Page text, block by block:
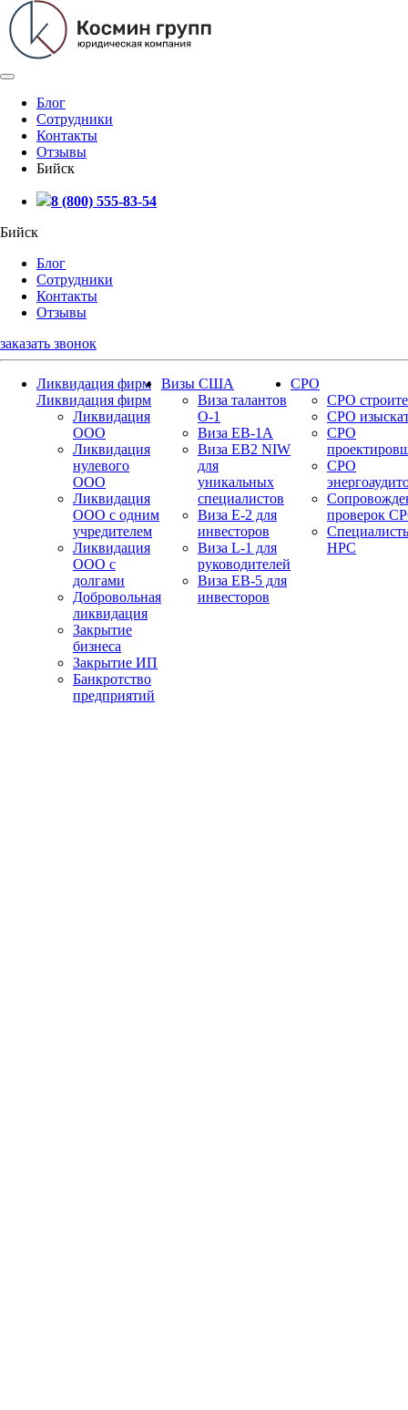
Блог
Сотрудники
Контакты
Отзывы
Бийск
8 (800) 555-83-54
Бийск
Блог
Сотрудники
Контакты
Отзывы
заказать звонок
Ликвидация фирм
Ликвидация фирм
Ликвидация
ООО
Ликвидация
нулевого
ООО
Ликвидация
ООО с одним
учредителем
Ликвидация
ООО с
долгами
Добровольная
ликвидация
Закрытие
бизнеса
Закрытие ИП
Банкротство
предприятий
Визы США
Виза талантов
О-1
Виза EB-1A
Виза EB2 NIW
для
уникальных
специалистов
Виза E-2 для
инвесторов
Виза L-1 для
руководителей
Виза EB-5 для
инвесторов
СРО
СРО
СРО
СРО
СРО
проверок
НРС